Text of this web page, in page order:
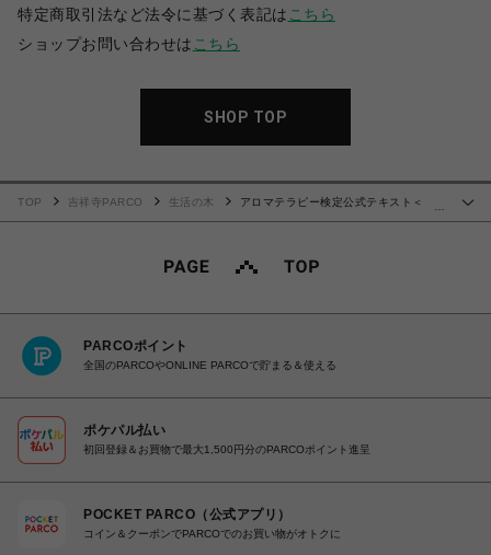
特定商取引法など法令に基づく表記は こちら
ショップお問い合わせは こちら
SHOP TOP
TOP 吉祥寺PARCO 生活の木
アロマテラピー検定公式テキスト＜
PARCOポイント
全国のPARCOやONLINE PARCOで貯まる＆使える
ポケパル払い
初回登録＆お買物で最大1,500円分のPARCOポイント進呈
POCKET PARCO（公式アプリ）
コイン＆クーポンでPARCOでのお買い物がオトクに